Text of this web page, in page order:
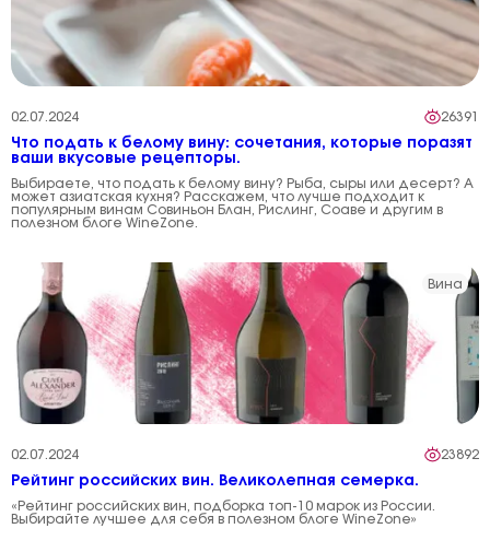
02.07.2024 26391
Что подать к белому вину: сочетания, которые поразят
ваши вкусовые рецепторы.
Выбираете, что подать к белому вину? Рыба, сыры или десерт? А
может азиатская кухня? Расскажем, что лучше подходит к
популярным винам Совиньон Блан, Рислинг, Соаве и другим в
полезном блоге WineZone.
Вина
02.07.2024 23892
Рейтинг российских вин. Великолепная семерка.
«Рейтинг российских вин, подборка топ-10 марок из России.
Выбирайте лучшее для себя в полезном блоге WineZone»